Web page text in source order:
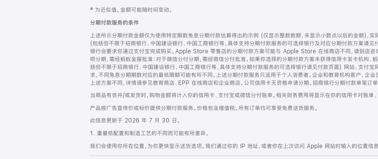
页
脚
注
‡ 为近似值。金额可能随时间变动。
分期付款服务的条件
上述所示分期付款金额仅为使用特定期数免息分期付款估算得出的示例 (仅显示整数数额，未显示小数点以后的金额)，
(包括但不限于招商银行、中国建设银行、中国工商银行等，具体支持分期付款服务的可选择银行及对应分期付款方案请
银行会要求你通过支付宝完成购买。Apple Store 零售店的分期付款方案可能与 Apple Store 在线商店不同，请到店
呗分期，需经蚂蚁金服批准；对于微信分付分期，需经微信分付批准。如果你选择的分期付款方案未获得信用卡发卡机构
括但不限于招商银行、中国建设银行、中国工商银行等，具体支持分期付款服务的可选择银行请见付款页面) 网站、支付
求，不同免息分期期数对应的最低限额可能有所不同。上述分期付款服务只适用于个人消费者。企业和教育机构客户
上述方案不同，详情请参见教育商店、EPP 在线商店和企业商店。公司信用卡无资格申请分期。招商银行分期付款单笔
当商品有货并/或发货时，购物金额将计入你的信用卡、支付宝或微信分付账单。相关财务费用将显示在你的信用卡对账单、
产品按广告宣传价或标价提供分期付款服务。价格包含增值税。所有订单均可享受免费送货服务。
此信息更新于 2026 年 7 月 30 日。
1. 重量依配置和制造工艺的不同而可能有所差异。
我们会使用你所在位置，为你更快显示送货选项。我们通过你的 IP 地址，或者你在上次访问 Apple 网站时输入的位置信息